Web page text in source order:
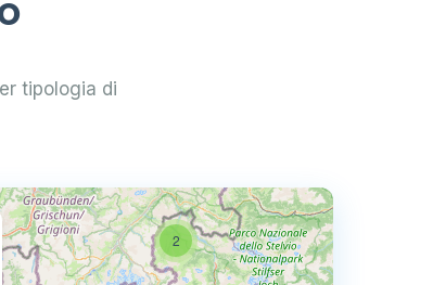
tipologia di
2